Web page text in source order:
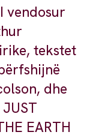
vendosur
tekstet
dhe
EARTH